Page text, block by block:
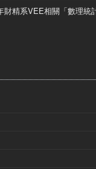
財精系VEE相關「數理